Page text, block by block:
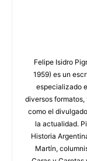
Felipe Isidro
1959) es un
especializado
diversos formatos,
como el
la actualidad.
Historia
Martín,